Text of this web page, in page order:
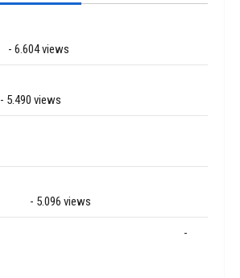
- 6.604 views
- 5.490 views
- 5.096 views
-